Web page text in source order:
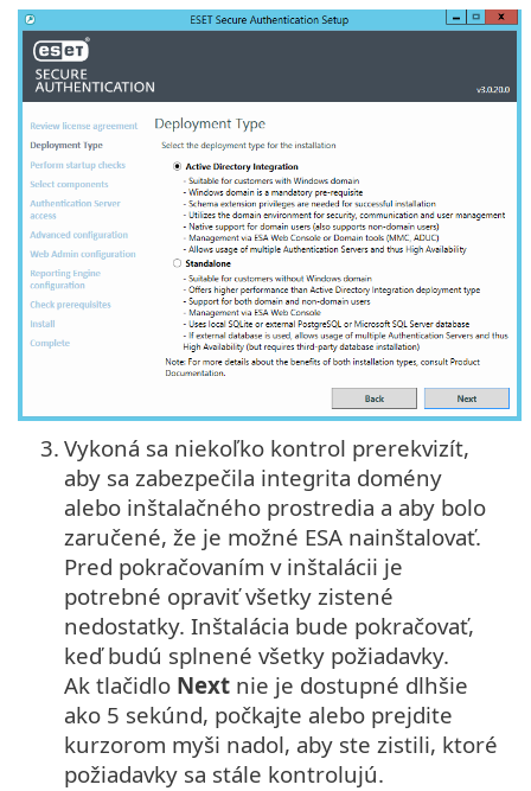
3. Vykoná sa niekoľko kontrol prerekvizít,
aby sa zabezpečila integrita domény
alebo inštalačného prostredia a aby bolo
zaručené, že je možné ESA nainštalovať.
Pred pokračovaním v inštalácii je
potrebné opraviť všetky zistené
nedostatky. Inštalácia bude pokračovať,
keď budú splnené všetky požiadavky.
Ak tlačidlo Next nie je dostupné dlhšie
ako 5 sekúnd, počkajte alebo prejdite
kurzorom myši nadol, aby ste zistili, ktoré
požiadavky sa stále kontrolujú.